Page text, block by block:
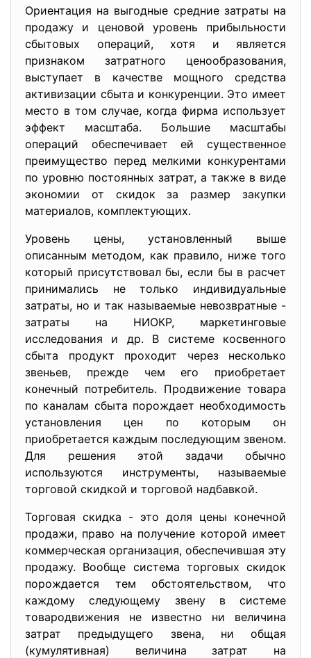
Ориентация на выгодные средние затраты на
продажу и ценовой уровень прибыльности
сбытовых операций, хотя и является
признаком затратного ценообразования,
выступает в качестве мощного средства
активизации сбыта и конкуренции. Это имеет
место в том случае, когда фирма использует
эффект масштаба. Большие масштабы
операций обеспечивает ей существенное
преимущество перед мелкими конкурентами
по уровню постоянных затрат, а также в виде
экономии от скидок за размер закупки
материалов, комплектующих.
Уровень цены, установленный выше
описанным методом, как правило, ниже того
который присутствовал бы, если бы в расчет
принимались не только индивидуальные
затраты, но и так называемые невозвратные -
затраты на НИОКР, маркетинговые
исследования и др. В системе косвенного
сбыта продукт проходит через несколько
звеньев, прежде чем его приобретает
конечный потребитель. Продвижение товара
по каналам сбыта порождает необходимость
установления цен по которым он
приобретается каждым последующим звеном.
Для решения этой задачи обычно
используются инструменты, называемые
торговой скидкой и торговой надбавкой.
Торговая скидка - это доля цены конечной
продажи, право на получение которой имеет
коммерческая организация, обеспечившая эту
продажу. Вообще система торговых скидок
порождается тем обстоятельством, что
каждому следующему звену в системе
товародвижения не известно ни величина
затрат предыдущего звена, ни общая
(кумулятивная) величина затрат на